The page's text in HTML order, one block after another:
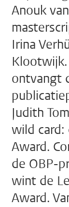
Anouk
Irina
Klootwijk.
ontvangt
Judith
wild card:
Award.
de OBP-
wint de
Award.